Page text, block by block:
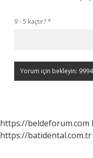
9 - 5 kaçtır?*
https://beldeforum.com
https://batidental.com.tr